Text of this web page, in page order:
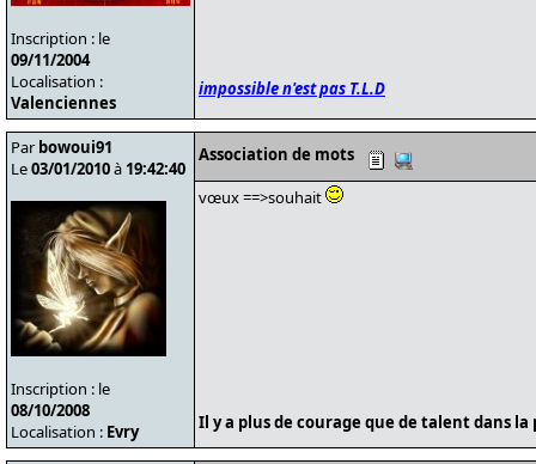
Inscription : le
09/11/2004
Localisation :
Valenciennes
impossible n'est pas T.L.D
Par bowoui91
Le03/01/2010à 19:42:40
Inscription : le
08/10/2008
Localisation : Evry
Association de mots
vœux ==>souhait
Il y a plus de courage que de talent dans